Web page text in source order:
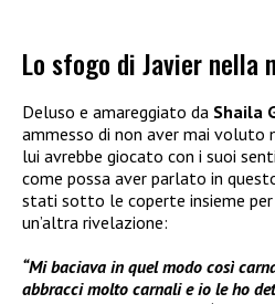
Lo sfogo di Javier nella
Deluso e amareggiato da Shaila
ammesso di non aver mai
lui avrebbe giocato con i suoi
come possa aver parlato in
stati sotto le coperte insieme
un’altra rivelazione:
“Mi baciava in quel modo così
abbracci molto carnali e io le ho